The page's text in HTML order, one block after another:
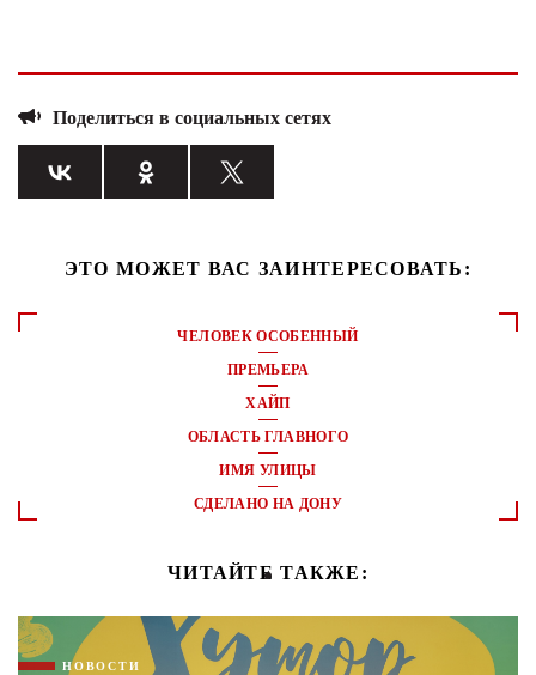
Поделиться в социальных сетях
ЭТО МОЖЕТ ВАС ЗАИНТЕРЕСОВАТЬ:
ЧЕЛОВЕК ОСОБЕННЫЙ
ПРЕМЬЕРА
ХАЙП
ОБЛАСТЬ ГЛАВНОГО
ИМЯ УЛИЦЫ
СДЕЛАНО НА ДОНУ
ЧИТАЙТЕ ТАКЖЕ:
НОВОСТИ